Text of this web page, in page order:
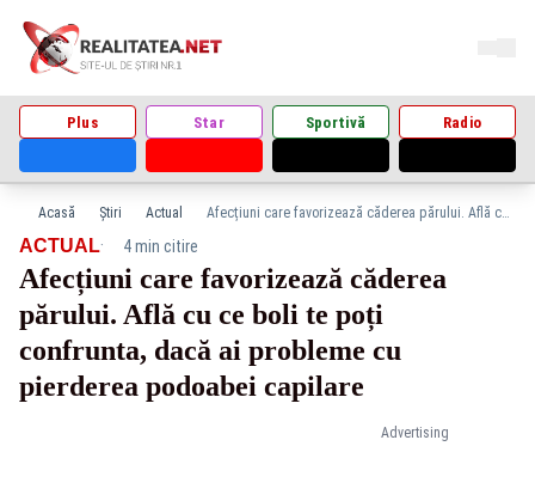
Plus Star Sportivă Radio
Acasă Știri Actual Afecțiuni care favorizează căderea părului. Află cu ce boli te poți confrunta, dacă ai probleme cu pierderea podoabei capilare
Advertising
ACTUAL· 4 min citire
Afecțiuni care favorizează căderea
părului. Află cu ce boli te poți
confrunta, dacă ai probleme cu
pierderea podoabei capilare